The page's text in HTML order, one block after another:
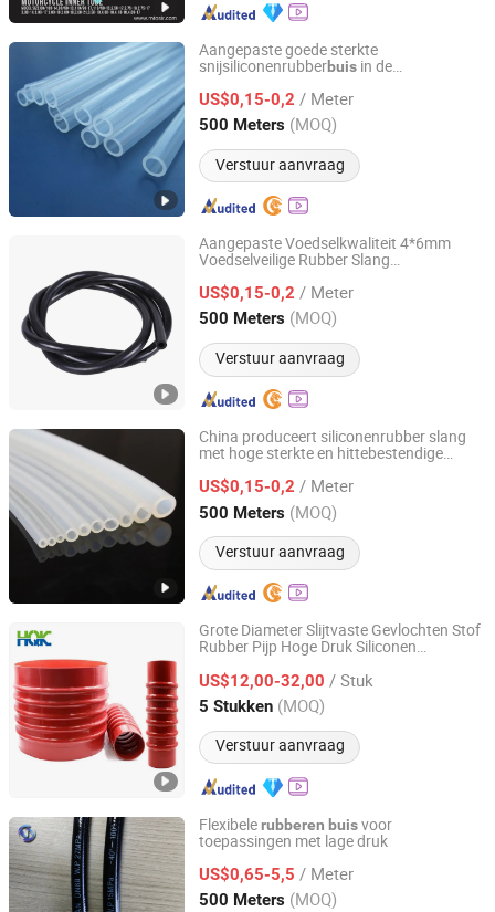
Aangepaste goede sterkte
snijsiliconenrubberbuis in de
US$0,15-0,2 / Meter
500 Meters (MOQ)
Verstuur aanvraag
Shenzhen Hongweixin Technology Co., Ltd.
Guangdong, China Sinds 2022
Aangepaste Voedselkwaliteit 4*6mm
Voedselveilige Rubber Slang
US$0,15-0,2 / Meter
500 Meters (MOQ)
Verstuur aanvraag
Shenzhen Hongweixin Technology Co., Ltd.
Guangdong, China Sinds 2022
China produceert siliconenrubber slang
met hoge sterkte en hittebestendige
US$0,15-0,2 / Meter
500 Meters (MOQ)
Verstuur aanvraag
Shenzhen Hongweixin Technology Co., Ltd.
Guangdong, China Sinds 2022
Grote Diameter Slijtvaste Gevlochten Stof
Rubber Pijp Hoge Druk Siliconen
US$12,00-32,00 / Stuk
5 Stukken (MOQ)
Verstuur aanvraag
Dongguan Huaqi Sealing Co., Ltd.
Guangdong, China Sinds 2024
Flexibelerubberen buisvoor
toepassingen met lage druk
US$0,65-5,5 / Meter
500 Meters (MOQ)
Juye Jintongda Pipe Industry Co., Ltd
Shandong, China Sinds 2024